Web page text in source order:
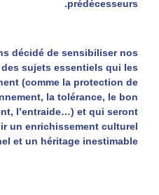
prédécesseurs.
décidé de sensibiliser nos
sujets essentiels qui les
(comme la protection de
la tolérance, le bon
l’entraide…) et qui seront
un enrichissement culturel
et un héritage inestimable.